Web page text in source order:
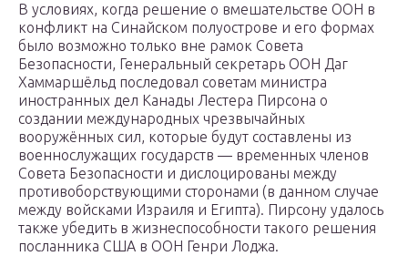
В условиях, когда решение о вмешательстве ООН в
конфликт на Синайском полуострове и его формах
было возможно только вне рамок Совета
Безопасности, Генеральный секретарь ООН Даг
Хаммаршёльд последовал советам министра
иностранных дел Канады Лестера Пирсона о
создании международных чрезвычайных
вооружённых сил, которые будут составлены из
военнослужащих государств — временных членов
Совета Безопасности и дислоцированы между
противоборствующими сторонами (в данном случае
между войсками Израиля и Египта). Пирсону удалось
также убедить в жизнеспособности такого решения
посланника США в ООН Генри Лоджа.